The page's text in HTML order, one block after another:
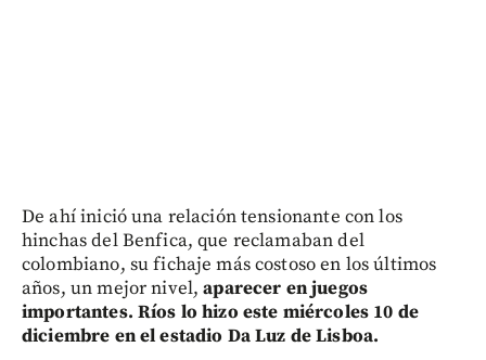
De ahí inició una relación tensionante con los
hinchas del Benfica, que reclamaban del
colombiano, su fichaje más costoso en los últimos
años, un mejor nivel, aparecer en juegos
importantes. Ríos lo hizo este miércoles 10 de
diciembre en el estadio Da Luz de Lisboa.